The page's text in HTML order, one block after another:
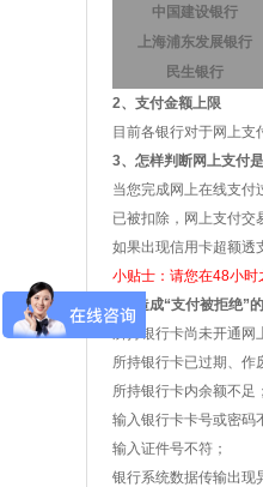
中国建设银行
上海浦东发展银行
民生银行
2、支付金额上限
目前各银行对于网上支
3、怎样判断网上支付
当您完成网上在线支付
已被扣除，网上支付交
如果出现信用卡超额透
小贴士：请您在48小时
4、造成“支付被拒绝”
所持银行卡尚未开通
所持银行卡已过期、作
所持银行卡内余额不足；
输入银行卡卡号或密码
输入证件号不符；
银行系统数据传输出现